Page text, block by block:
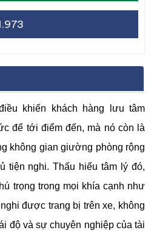
khiến khách hàng lưu tâm
để tới điểm đến, mà nó còn là
không gian giường phòng rộng
tiện nghi. Thấu hiểu tâm lý đó,
trọng trong mọi khía cạnh như
được trang bị trên xe, không
độ và sự chuyên nghiệp của tài